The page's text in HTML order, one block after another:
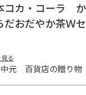
コカ・コーラ
だおだやか茶Ｗ
る
元 百貨店の贈り物